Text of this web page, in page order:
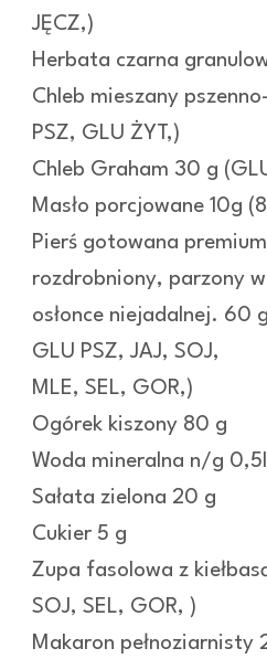
JĘCZ,)
Herbata czarna
Chleb mieszany
PSZ, GLU ŻYT,)
Chleb Graham 30 g
Masło porcjowane 10g
Pierś gotowana
rozdrobniony, parzony w
osłonce niejadalnej. 60
GLU PSZ, JAJ, SOJ,
MLE, SEL, GOR,)
Ogórek kiszony 80 g
Woda mineralna n/g
Sałata zielona 20 g
Cukier 5 g
Zupa fasolowa z
SOJ, SEL, GOR, )
Makaron pełnoziarnisty